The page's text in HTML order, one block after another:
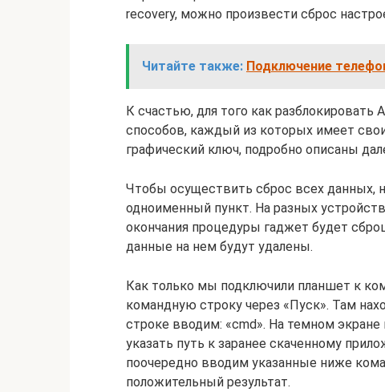
recovery, можно произвести сброс
Читайте также: Подключение
К счастью, для того как
способов, каждый из которых имеет
графический ключ, подробно описаны
Чтобы осуществить сброс всех данных,
одноименный пункт. На разных
окончания процедуры гаджет будет
данные на нем будут удалены.
Как только мы подключили планшет к
командную строку через «Пуск». Там
строке вводим: «cmd». На темном экране
указать путь к заранее скаченному
поочередно вводим указанные ниже
положительный результат.